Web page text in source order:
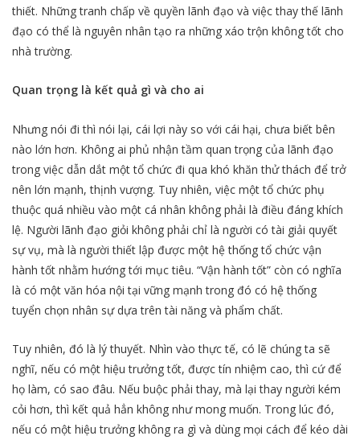
thiết. Những tranh chấp về quyền lãnh đạo và việc thay thế lãnh
đạo có thể là nguyên nhân tạo ra những xáo trộn không tốt cho
nhà trường.
Quan trọng là kết quả gì và cho ai
Nhưng nói đi thì nói lại, cái lợi này so với cái hại, chưa biết bên
nào lớn hơn. Không ai phủ nhận tầm quan trọng của lãnh đạo
trong việc dẫn dắt một tổ chức đi qua khó khăn thử thách để trở
nên lớn mạnh, thịnh vượng. Tuy nhiên, việc một tổ chức phụ
thuộc quá nhiều vào một cá nhân không phải là điều đáng khích
lệ. Người lãnh đạo giỏi không phải chỉ là người có tài giải quyết
sự vụ, mà là người thiết lập được một hệ thống tổ chức vận
hành tốt nhằm hướng tới mục tiêu. “Vận hành tốt” còn có nghĩa
là có một văn hóa nội tại vững mạnh trong đó có hệ thống
tuyển chọn nhân sự dựa trên tài năng và phẩm chất.
Tuy nhiên, đó là lý thuyết. Nhìn vào thực tế, có lẽ chúng ta sẽ
nghĩ, nếu có một hiệu trưởng tốt, được tín nhiệm cao, thì cứ để
họ làm, có sao đâu. Nếu buộc phải thay, mà lại thay người kém
cỏi hơn, thì kết quả hẳn không như mong muốn. Trong lúc đó,
nếu có một hiệu trưởng không ra gì và dùng mọi cách để kéo dài